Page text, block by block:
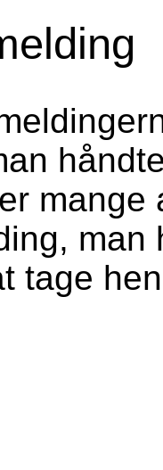
mange
man
tage